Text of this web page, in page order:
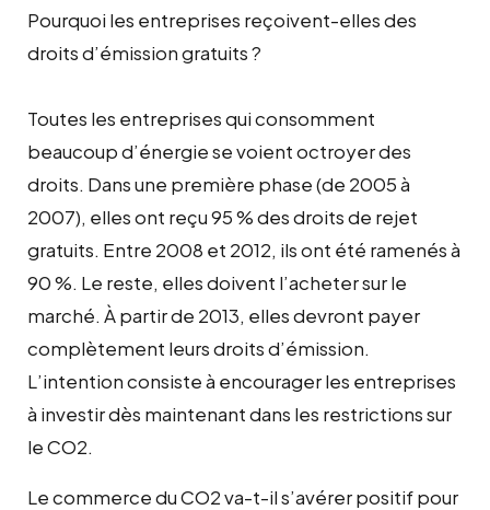
Pourquoi les entreprises reçoivent-elles des
droits d’émission gratuits ?
Toutes les entreprises qui consomment
beaucoup d’énergie se voient octroyer des
droits. Dans une première phase (de 2005 à
2007), elles ont reçu 95 % des droits de rejet
gratuits. Entre 2008 et 2012, ils ont été ramenés à
90 %. Le reste, elles doivent l’acheter sur le
marché. À partir de 2013, elles devront payer
complètement leurs droits d’émission.
L’intention consiste à encourager les entreprises
à investir dès maintenant dans les restrictions sur
le CO2.
Le commerce du CO2 va-t-il s’avérer positif pour